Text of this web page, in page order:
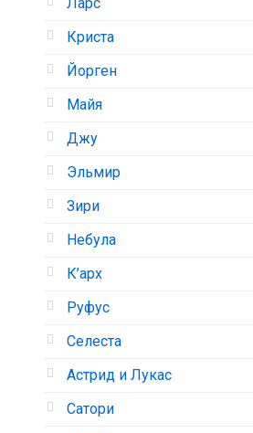
Криста
Йорген
Майя
Джу
Эльмир
Зири
Небула
К’арх
Руфус
Селеста
Астрид и Лукас
Сатори